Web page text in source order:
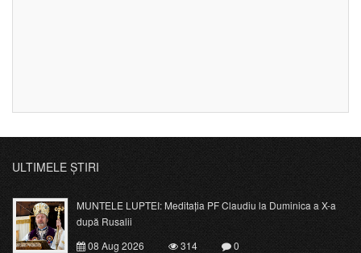
ULTIMELE ȘTIRI
MUNTELE LUPTEI: Meditația PF Claudiu la Duminica a X-a
după Rusalii
08 Aug 2026
314
0